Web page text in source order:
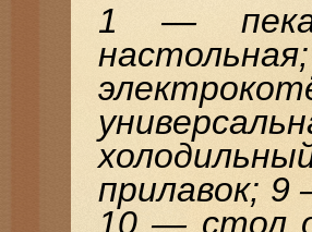
1 —
прилавок; 9
10 — стол